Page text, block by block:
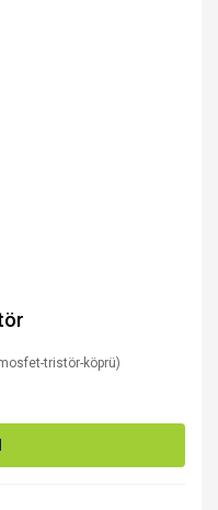
tristör-köprü)